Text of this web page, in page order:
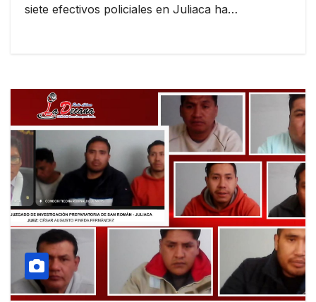
siete efectivos policiales en Juliaca ha…